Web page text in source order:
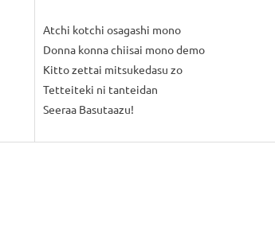
Atchi kotchi osagashi mono
Donna konna chiisai mono demo
Kitto zettai mitsukedasu zo
Tetteiteki ni tanteidan
Seeraa Basutaazu!